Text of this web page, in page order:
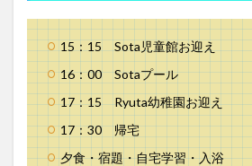
15：15 Sota児童館お迎え
16：00 Sotaプール
17：15 Ryuta幼稚園お迎え
17：30 帰宅
夕食・宿題・自宅学習・入浴